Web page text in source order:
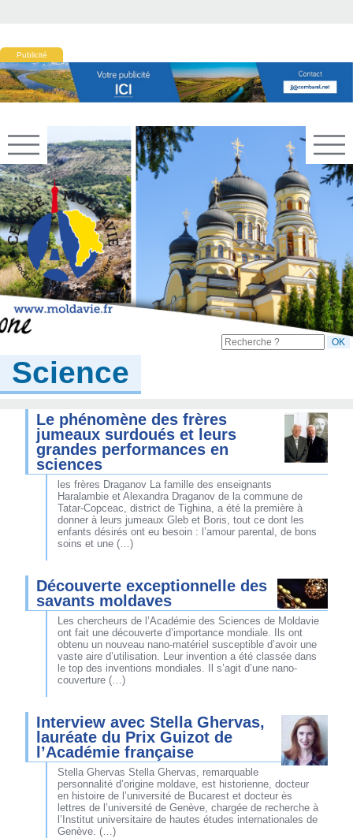
Publicité
Science
Le phénomène des frères
jumeaux surdoués et leurs
grandes performances en
sciences
les frères Draganov La famille des enseignants
Haralambie et Alexandra Draganov de la commune de
Tatar-Copceac, district de Tighina, a été la première à
donner à leurs jumeaux Gleb et Boris, tout ce dont les
enfants désirés ont eu besoin : l’amour parental, de bons
soins et une (…)
Découverte exceptionnelle des
savants moldaves
Les chercheurs de l’Académie des Sciences de Moldavie
ont fait une découverte d’importance mondiale. Ils ont
obtenu un nouveau nano-matériel susceptible d’avoir une
vaste aire d’utilisation. Leur invention a été classée dans
le top des inventions mondiales. Il s’agit d’une nano-
couverture (…)
Interview avec Stella Ghervas,
lauréate du Prix Guizot de
l’Académie française
Stella Ghervas Stella Ghervas, remarquable
personnalité d’origine moldave, est historienne, docteur
en histoire de l’université de Bucarest et docteur ès
lettres de l’université de Genève, chargée de recherche à
l’Institut universitaire de hautes études internationales de
Genève. (…)